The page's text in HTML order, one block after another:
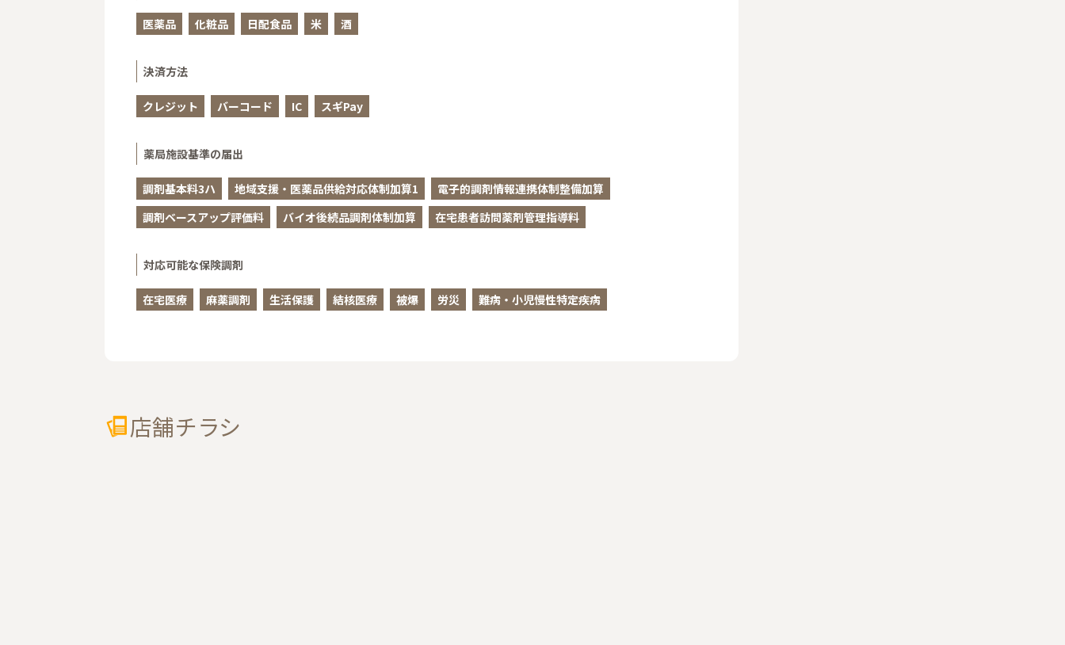
医薬品 化粧品 日配食品 米 酒
決済方法
クレジット バーコード IC スギPay
薬局施設基準の届出
調剤基本料3ハ 地域支援・医薬品供給対応体制加算1
電子的調剤情報連携体制整備加算
調剤ベースアップ評価料
バイオ後続品調剤体制加算 在宅患者訪問薬剤管理指導料
対応可能な保険調剤
在宅医療 麻薬調剤 生活保護 結核医療 被爆 労災 難病・小児慢性特定疾病
店舗チラシ